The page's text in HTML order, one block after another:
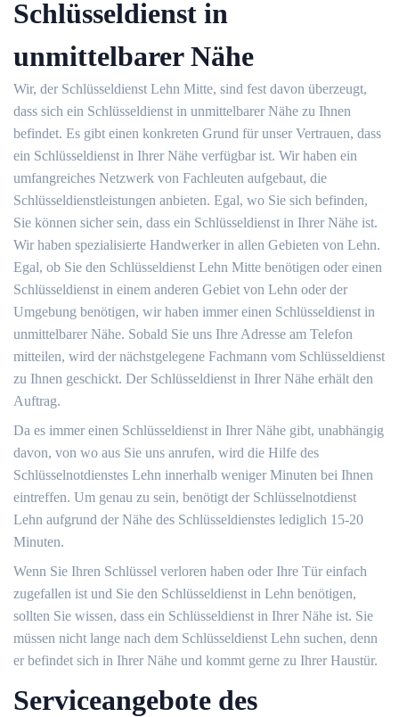
Schlüsseldienst in
unmittelbarer Nähe
Wir, der Schlüsseldienst Lehn Mitte, sind fest davon überzeugt,
dass sich ein Schlüsseldienst in unmittelbarer Nähe zu Ihnen
befindet. Es gibt einen konkreten Grund für unser Vertrauen, dass
ein Schlüsseldienst in Ihrer Nähe verfügbar ist. Wir haben ein
umfangreiches Netzwerk von Fachleuten aufgebaut, die
Schlüsseldienstleistungen anbieten. Egal, wo Sie sich befinden,
Sie können sicher sein, dass ein Schlüsseldienst in Ihrer Nähe ist.
Wir haben spezialisierte Handwerker in allen Gebieten von Lehn.
Egal, ob Sie den Schlüsseldienst Lehn Mitte benötigen oder einen
Schlüsseldienst in einem anderen Gebiet von Lehn oder der
Umgebung benötigen, wir haben immer einen Schlüsseldienst in
unmittelbarer Nähe. Sobald Sie uns Ihre Adresse am Telefon
mitteilen, wird der nächstgelegene Fachmann vom Schlüsseldienst
zu Ihnen geschickt. Der Schlüsseldienst in Ihrer Nähe erhält den
Auftrag.
Da es immer einen Schlüsseldienst in Ihrer Nähe gibt, unabhängig
davon, von wo aus Sie uns anrufen, wird die Hilfe des
Schlüsselnotdienstes Lehn innerhalb weniger Minuten bei Ihnen
eintreffen. Um genau zu sein, benötigt der Schlüsselnotdienst
Lehn aufgrund der Nähe des Schlüsseldienstes lediglich 15-20
Minuten.
Wenn Sie Ihren Schlüssel verloren haben oder Ihre Tür einfach
zugefallen ist und Sie den Schlüsseldienst in Lehn benötigen,
sollten Sie wissen, dass ein Schlüsseldienst in Ihrer Nähe ist. Sie
müssen nicht lange nach dem Schlüsseldienst Lehn suchen, denn
er befindet sich in Ihrer Nähe und kommt gerne zu Ihrer Haustür.
Serviceangebote des